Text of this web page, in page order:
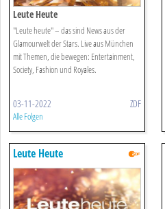
Leute Heute
"Leute heute" – das sind News aus der
Glamourwelt der Stars. Live aus München
mit Themen, die bewegen: Entertainment,
Society, Fashion und Royales.
03-11-2022 ZDF
Alle Folgen
Leute Heute